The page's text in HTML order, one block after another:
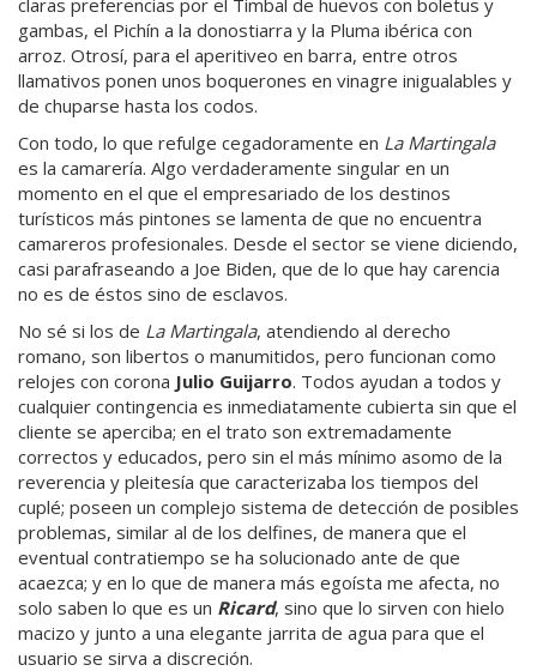
gambas, el Pichín a la donostiarra y la Pluma ibérica con
arroz. Otrosí, para el aperitiveo en barra, entre otros
llamativos ponen unos boquerones en vinagre inigualables y
de chuparse hasta los codos.
Con todo, lo que refulge cegadoramente en La Martingala
es la camarería. Algo verdaderamente singular en un
momento en el que el empresariado de los destinos
turísticos más pintones se lamenta de que no encuentra
camareros profesionales. Desde el sector se viene diciendo,
casi parafraseando a Joe Biden, que de lo que hay carencia
no es de éstos sino de esclavos.
No sé si los de La Martingala, atendiendo al derecho
romano, son libertos o manumitidos, pero funcionan como
relojes con corona Julio Guijarro. Todos ayudan a todos y
cualquier contingencia es inmediatamente cubierta sin que el
cliente se aperciba; en el trato son extremadamente
correctos y educados, pero sin el más mínimo asomo de la
reverencia y pleitesía que caracterizaba los tiempos del
cuplé; poseen un complejo sistema de detección de posibles
problemas, similar al de los delfines, de manera que el
eventual contratiempo se ha solucionado ante de que
acaezca; y en lo que de manera más egoísta me afecta, no
solo saben lo que es un Ricard, sino que lo sirven con hielo
macizo y junto a una elegante jarrita de agua para que el
usuario se sirva a discreción.